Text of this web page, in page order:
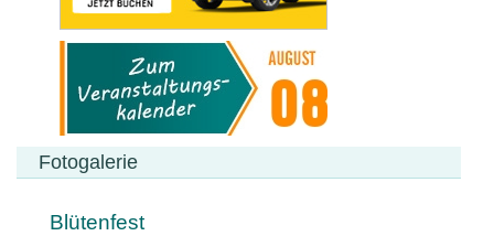
Fotogalerie
Blütenfest